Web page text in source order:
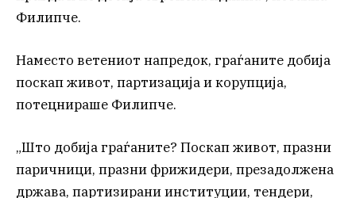
Филипче.
Наместо ветениот напредок, граѓаните добија
поскап живот, партизација и корупција,
потецнираше Филипче.
„Што добија граѓаните? Поскап живот, празни
паричници, празни фрижидери, презадолжена
држава, партизирани институции, тендери,